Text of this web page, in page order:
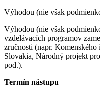
Výhodou (nie však
Výhodou (nie však
vzdelávacích programov
zručnosti (napr.
Slovakia, Národný projekt
pod.).
Termín nástupu